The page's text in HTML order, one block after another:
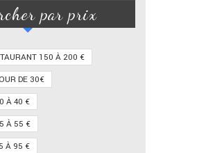
par prix
150 À 200 €
DE 30€
À 40 €
À 55 €
À 95 €